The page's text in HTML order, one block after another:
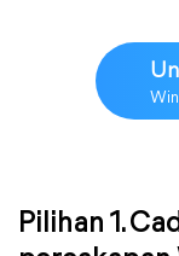
Pilihan 1.